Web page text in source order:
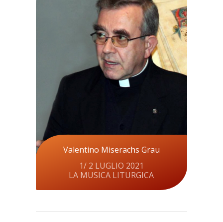
Valentino Miserachs Grau
1/ 2 LUGLIO 2021
LA MUSICA LITURGICA